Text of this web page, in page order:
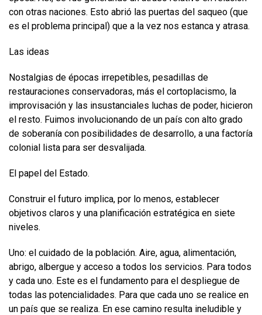
con otras naciones. Esto abrió las puertas del saqueo (que
es el problema principal) que a la vez nos estanca y atrasa.
Las ideas
Nostalgias de épocas irrepetibles, pesadillas de
restauraciones conservadoras, más el cortoplacismo, la
improvisación y las insustanciales luchas de poder, hicieron
el resto. Fuimos involucionando de un país con alto grado
de soberanía con posibilidades de desarrollo, a una factoría
colonial lista para ser desvalijada.
El papel del Estado.
Construir el futuro implica, por lo menos, establecer
objetivos claros y una planificación estratégica en siete
niveles.
Uno: el cuidado de la población. Aire, agua, alimentación,
abrigo, albergue y acceso a todos los servicios. Para todos
y cada uno. Este es el fundamento para el despliegue de
todas las potencialidades. Para que cada uno se realice en
un país que se realiza. En ese camino resulta ineludible y